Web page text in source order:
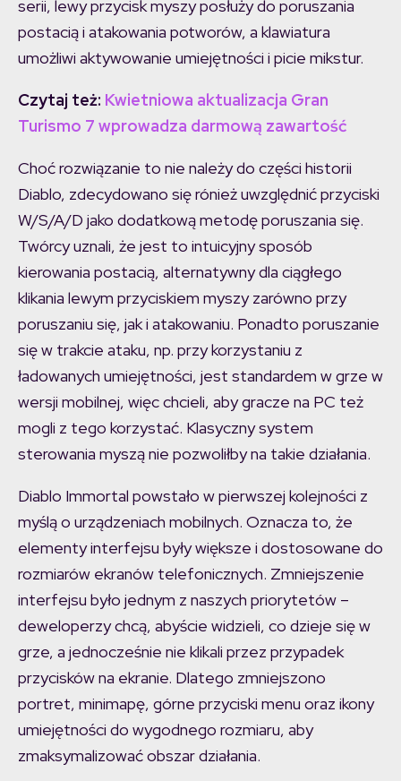
serii, lewy przycisk myszy posłuży do poruszania
postacią i atakowania potworów, a klawiatura
umożliwi aktywowanie umiejętności i picie mikstur.
Czytaj też: Kwietniowa aktualizacja Gran
Turismo 7 wprowadza darmową zawartość
Choć rozwiązanie to nie należy do części historii
Diablo, zdecydowano się rónież uwzględnić przyciski
W/S/A/D jako dodatkową metodę poruszania się.
Twórcy uznali, że jest to intuicyjny sposób
kierowania postacią, alternatywny dla ciągłego
klikania lewym przyciskiem myszy zarówno przy
poruszaniu się, jak i atakowaniu. Ponadto poruszanie
się w trakcie ataku, np. przy korzystaniu z
ładowanych umiejętności, jest standardem w grze w
wersji mobilnej, więc chcieli, aby gracze na PC też
mogli z tego korzystać. Klasyczny system
sterowania myszą nie pozwoliłby na takie działania.
Diablo Immortal powstało w pierwszej kolejności z
myślą o urządzeniach mobilnych. Oznacza to, że
elementy interfejsu były większe i dostosowane do
rozmiarów ekranów telefonicznych. Zmniejszenie
interfejsu było jednym z naszych priorytetów –
deweloperzy chcą, abyście widzieli, co dzieje się w
grze, a jednocześnie nie klikali przez przypadek
przycisków na ekranie. Dlatego zmniejszono
portret, minimapę, górne przyciski menu oraz ikony
umiejętności do wygodnego rozmiaru, aby
zmaksymalizować obszar działania.